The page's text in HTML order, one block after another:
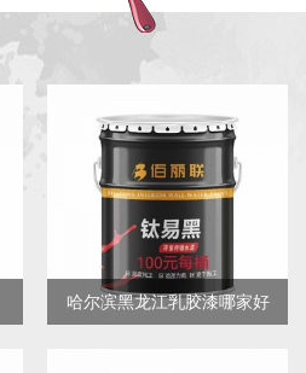
哈尔滨黑龙江乳胶漆哪家好